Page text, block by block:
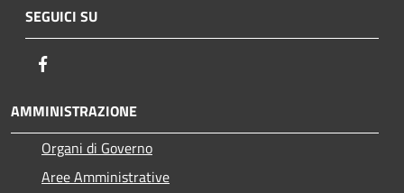
SEGUICI SU
AMMINISTRAZIONE
Organi di Governo
Aree Amministrative